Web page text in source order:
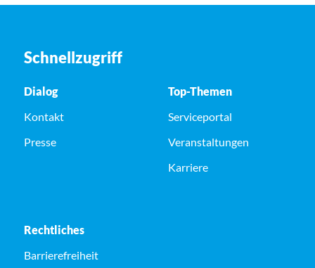
Schnellzugriff
Dialog
Kontakt
Presse
Top-Themen
Serviceportal
Veranstaltungen
Karriere
Rechtliches
Barrierefreiheit